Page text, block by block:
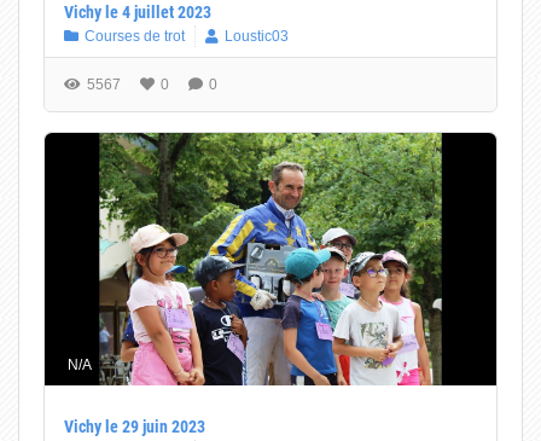
Vichy le 4 juillet 2023
Courses de trot Loustic03
5567 0 0
N/A
Vichy le 29 juin 2023